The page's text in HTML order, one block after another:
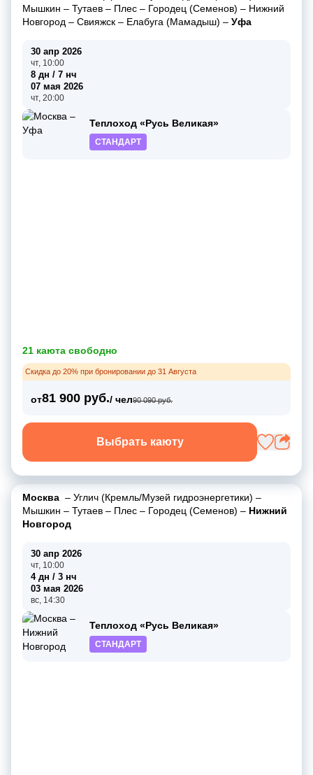
Мышкин – Тутаев – Плес – Городец (Семенов) – Нижний
Новгород – Свияжск – Елабуга (Мамадыш) – Уфа
30 апр 2026
чт, 10:00
8 дн / 7 нч
07 мая 2026
чт, 20:00
Теплоход «Русь Великая»
СТАНДАРТ
21 каюта свободно
Скидка до 20% при бронировании до 31 Августа
от81 900 руб./ чел90 090 руб.
Выбрать каюту
Москва – Углич (Кремль/Музей гидроэнергетики) –
Мышкин – Тутаев – Плес – Городец (Семенов) – Нижний
Новгород
30 апр 2026
чт, 10:00
4 дн / 3 нч
03 мая 2026
вс, 14:30
Теплоход «Русь Великая»
СТАНДАРТ